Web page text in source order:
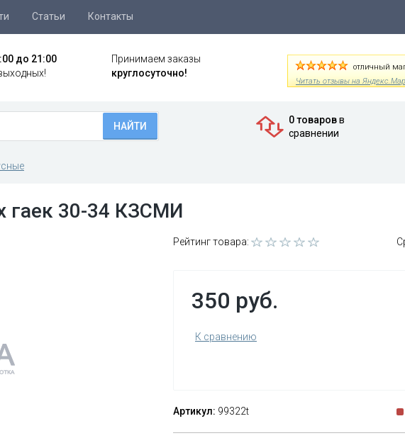
Статьи Контакты
до 21:00
Принимаем заказы
круглосуточно!
отличный
Читать отзывы на
НАЙТИ
0 товаровв
сравнении
гаек 30-34 КЗСМИ
Рейтинг товара:
350 руб.
К сравнению
Артикул: 99322t